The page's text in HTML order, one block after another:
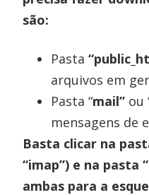
são:
Pasta
arquivos em
Pasta “mail” ou
mensagens de
Basta clicar na
“imap”) e na pasta
ambas para a